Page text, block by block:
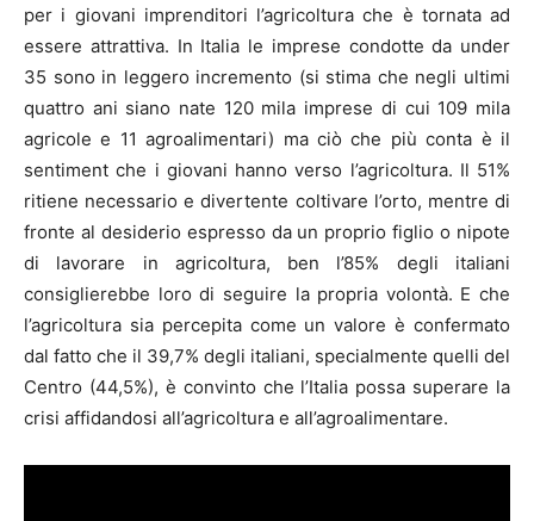
per i giovani imprenditori l’agricoltura che è tornata ad
essere attrattiva. In Italia le imprese condotte da under
35 sono in leggero incremento (si stima che negli ultimi
quattro ani siano nate 120 mila imprese di cui 109 mila
agricole e 11 agroalimentari) ma ciò che più conta è il
sentiment che i giovani hanno verso l’agricoltura. Il 51%
ritiene necessario e divertente coltivare l’orto, mentre di
fronte al desiderio espresso da un proprio figlio o nipote
di lavorare in agricoltura, ben l’85% degli italiani
consiglierebbe loro di seguire la propria volontà. E che
l’agricoltura sia percepita come un valore è confermato
dal fatto che il 39,7% degli italiani, specialmente quelli del
Centro (44,5%), è convinto che l’Italia possa superare la
crisi affidandosi all’agricoltura e all’agroalimentare.